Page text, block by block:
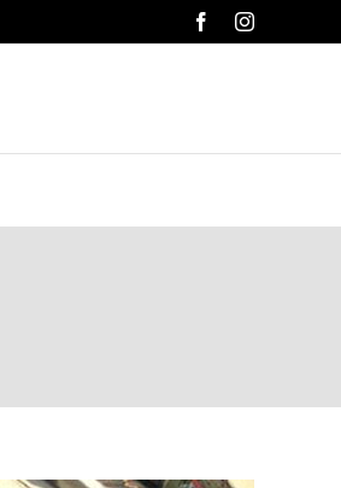
FacebookInstagram